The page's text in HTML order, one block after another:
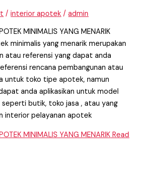
/interior apotek /admin
MINIMALIS YANG MENARIK
minimalis yang menarik merupakan
atau referensi yang dapat anda
rencana pembangunan atau
untuk toko tipe apotek, namun
anda aplikasikan untuk model
butik, toko jasa , atau yang
interior pelayanan apotek
MINIMALIS YANG MENARIK Read